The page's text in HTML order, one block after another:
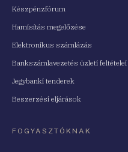
Készpénzfórum
Hamisítás megelőzése
Elektronikus számlázás
Bankszámlavezetés üzleti feltételei
Jegybanki tenderek
Beszerzési eljárások
FOGYASZTÓKNAK